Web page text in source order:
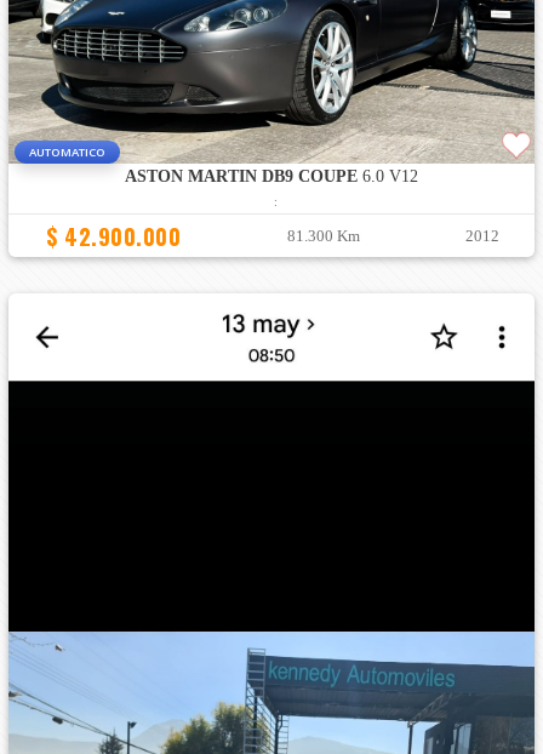
AUTOMATICO
ASTON MARTIN DB9 COUPE6.0 V12
:
$ 42.900.000 81.300 Km 2012